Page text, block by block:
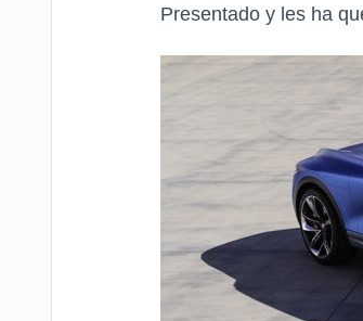
Presentado y les ha